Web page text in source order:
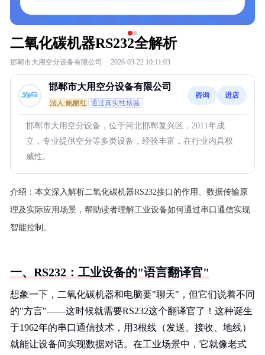
二氧化碳机器RS232全解析
邯郸市大用空分设备有限公司 · 2026-03-22 10:11:03
邯郸市大用空分设备有限公司
法人:鲍丽红 通过真实性核验
咨询 进店
邯郸市大用空分设备，位于河北邯郸复兴区，2011年成
立，专业提供空分等多类设备，经验丰富，在行业内具权
威性。
介绍： 本文深入解析二氧化碳机器RS232接口的作用、数据传输原
理及实际应用场景，帮助读者理解工业设备如何通过串口通信实现
智能控制。
一、RS232：工业设备的"语言翻译官"
想象一下，二氧化碳机器和电脑要"聊天"，但它们说着不同
的"方言"——这时候就需要RS232这个翻译官了！这种诞生
于1962年的串口通信技术，用3根线（发送、接收、地线）
就能让设备间实现数据对话。在工业场景中，它就像老式